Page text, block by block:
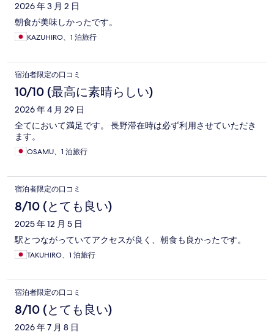
2026 年 3 月 2 日
朝食が美味しかったです。
KAZUHIRO、1 泊旅行
宿泊者限定の口コミ
10/10 (最高に素晴らしい)
2026 年 4 月 29 日
全てにおいて満足です。 長野滞在時は必ず利用させていただき
ます。
OSAMU、1 泊旅行
宿泊者限定の口コミ
8/10 (とても良い)
2025 年 12 月 5 日
駅とつながっていてアクセスが良く、朝食も良かったです。
TAKUHIRO、1 泊旅行
宿泊者限定の口コミ
8/10 (とても良い)
2026 年 7 月 8 日